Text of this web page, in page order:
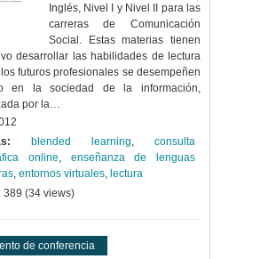
Inglés, Nivel I y Nivel II para las
carreras de Comunicación
Social. Estas materias tienen
desarrollar las habilidades de lectura
futuros profesionales se desempeñen
en la sociedad de la información,
por la…
blended learning, consulta
online, enseñanza de lenguas
, entornos virtuales, lectura
389 (34 views)
de conferencia